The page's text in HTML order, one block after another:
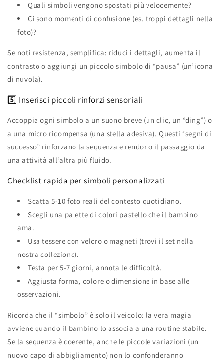
Quali simboli vengono spostati più velocemente?
Ci sono momenti di confusione (es. troppi dettagli nella
foto)?
Se noti resistenza, semplifica: riduci i dettagli, aumenta il
contrasto o aggiungi un piccolo simbolo di “pausa” (un’icona
di nuvola).
5️⃣ Inserisci piccoli rinforzi sensoriali
Accoppia ogni simbolo a un suono breve (un clic, un “ding”) o
a una micro ricompensa (una stella adesiva). Questi “segni di
successo” rinforzano la sequenza e rendono il passaggio da
una attività all’altra più fluido.
Checklist rapida per simboli personalizzati
Scatta 5‑10 foto reali del contesto quotidiano.
Scegli una palette di colori pastello che il bambino
ama.
Usa tessere con velcro o magneti (trovi il set nella
nostra collezione).
Testa per 5‑7 giorni, annota le difficoltà.
Aggiusta forma, colore o dimensione in base alle
osservazioni.
Ricorda che il “simbolo” è solo il veicolo: la vera magia
avviene quando il bambino lo associa a una routine stabile.
Se la sequenza è coerente, anche le piccole variazioni (un
nuovo capo di abbigliamento) non lo confonderanno.